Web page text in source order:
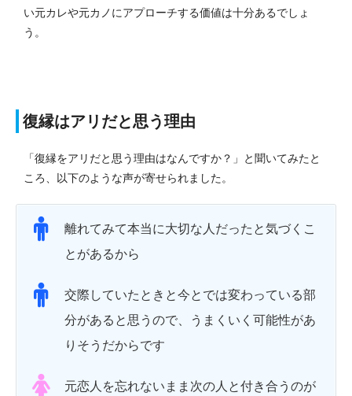
い元カレや元カノにアプローチする価値は十分あるでしょ
う。
復縁はアリだと思う理由
「復縁をアリだと思う理由はなんですか？」と聞いてみたと
ころ、以下のような声が寄せられました。
離れてみて本当に大切な人だったと気づくこ
とがあるから
交際していたときと今とでは変わっている部
分があると思うので、うまくいく可能性があ
りそうだからです
元恋人を忘れないまま次の人と付き合うのが